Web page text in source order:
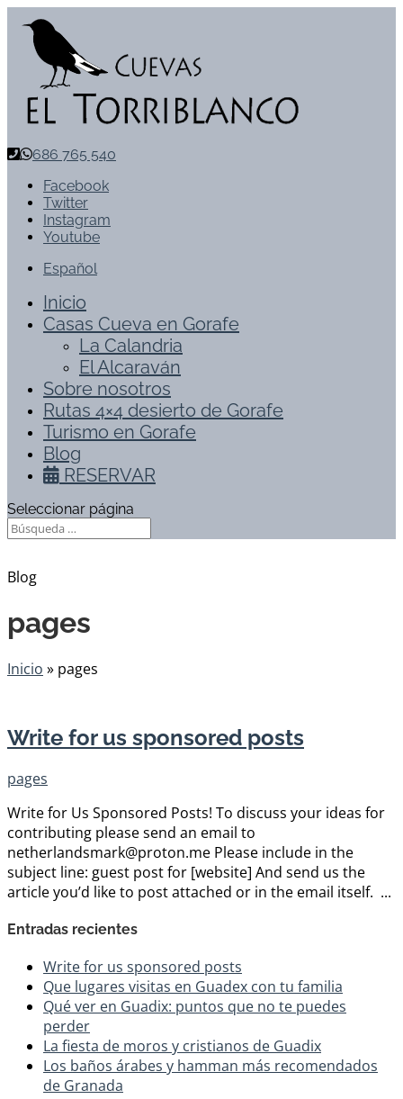
686 765 540
Facebook
Twitter
Instagram
Youtube
Español
Inicio
Casas Cueva en Gorafe
La Calandria
El Alcaraván
Sobre nosotros
Rutas 4×4 desierto de Gorafe
Turismo en Gorafe
Blog
RESERVAR
Seleccionar página
Blog
pages
Inicio » pages
Write for us sponsored posts
pages
Write for Us Sponsored Posts! To discuss your ideas for
contributing please send an email to
netherlandsmark@proton.me Please include in the
subject line: guest post for [website] And send us the
article you’d like to post attached or in the email itself. ...
Entradas recientes
Write for us sponsored posts
Que lugares visitas en Guadex con tu familia
Qué ver en Guadix: puntos que no te puedes
perder
La fiesta de moros y cristianos de Guadix
Los baños árabes y hamman más recomendados
de Granada